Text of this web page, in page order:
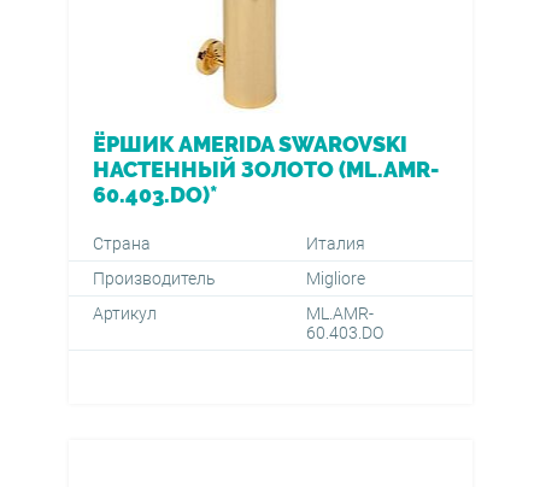
ЁРШИК AMERIDA SWAROVSKI
НАСТЕННЫЙ ЗОЛОТО (ML.AMR-
60.403.DO)*
Страна
Италия
Производитель
Migliore
Артикул
ML.AMR-
60.403.DO